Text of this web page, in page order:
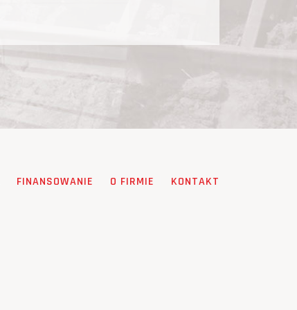
FINANSOWANIE O FIRMIE KONTAKT